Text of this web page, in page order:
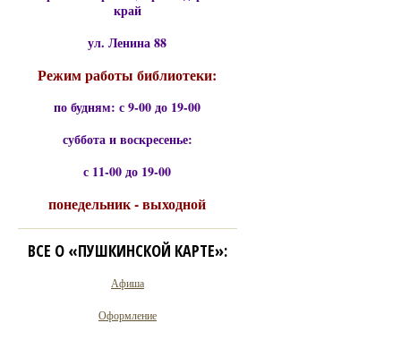
край
ул. Ленина 88
Режим работы библиотеки:
по будням: с 9-00 до 19-00
суббота и воскресенье:
с 11-00 до 19-00
понедельник - выходной
ВСЕ О «ПУШКИНСКОЙ КАРТЕ»:
Афиша
Оформление